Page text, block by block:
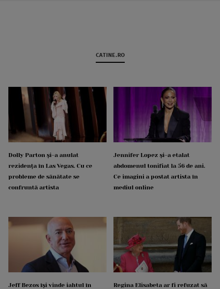
CATINE.RO
Dolly Parton și-a anulat
rezidența în Las Vegas. Cu ce
probleme de sănătate se
confruntă artista
Jennifer Lopez și-a etalat
abdomenul tonifiat la 56 de ani.
Ce imagini a postat artista în
mediul online
Jeff Bezos își vinde iahtul în
Regina Elisabeta ar fi refuzat să